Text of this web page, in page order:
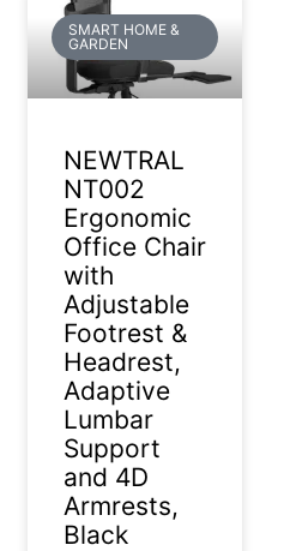
SMART HOME &
GARDEN
NEWTRAL
NT002
Ergonomic
Office Chair
with
Adjustable
Footrest &
Headrest,
Adaptive
Lumbar
Support
and 4D
Armrests,
Black